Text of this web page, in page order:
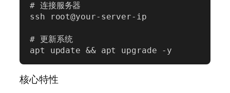
# 连接服务器
ssh root@your-server-ip
# 更新系统
apt update && apt upgrade -y
核心特性